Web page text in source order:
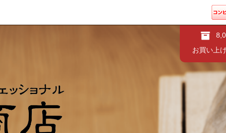
お買い上